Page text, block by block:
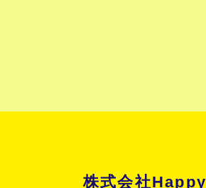
株式会社Happy